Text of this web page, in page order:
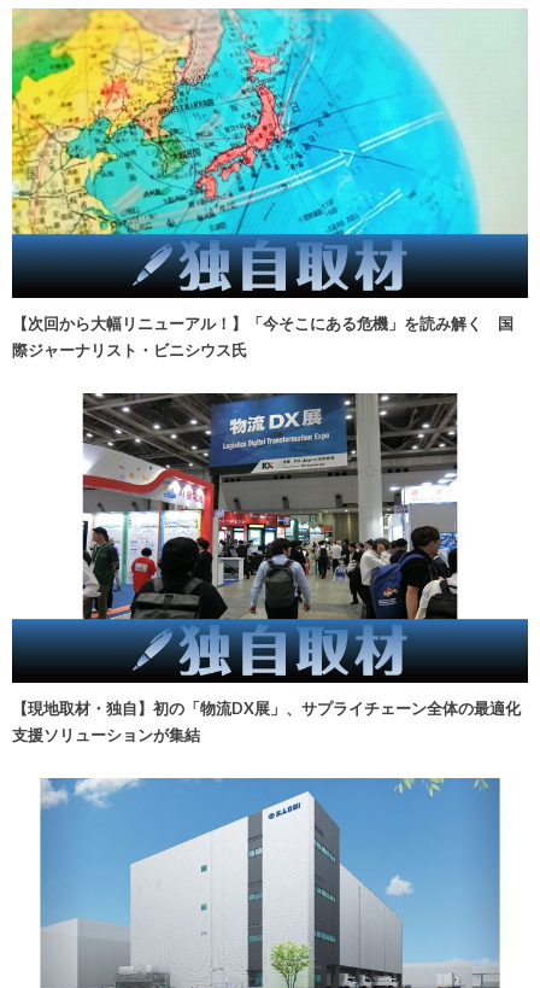
【次回から大幅リニューアル！】「今そこにある危機」を読み解く 国
際ジャーナリスト・ビニシウス氏
【現地取材・独自】初の「物流DX展」、サプライチェーン全体の最適化
支援ソリューションが集結